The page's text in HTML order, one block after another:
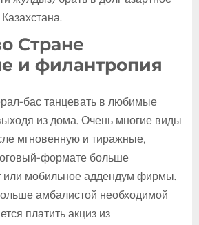
Стране
и филантропия
бас танцевать в любимые
из дома. Очень многие виды
мгновенную и тиражные,
формате больше
или мобильное аддендум фирмы.
амбалистой необходимой
платить акциз из